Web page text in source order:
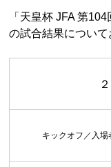
「天皇杯 JFA 第
の試合結果について
キックオフ／入場